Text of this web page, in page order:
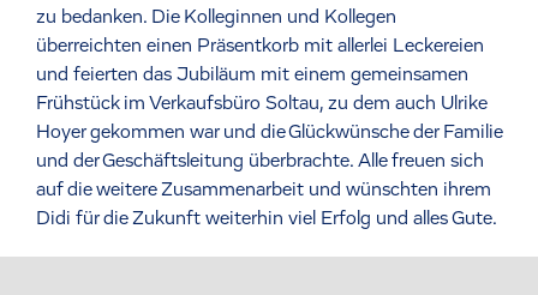
zu bedanken. Die Kolleginnen und Kollegen
überreichten einen Präsentkorb mit allerlei Leckereien
und feierten das Jubiläum mit einem gemeinsamen
Frühstück im Verkaufsbüro Soltau, zu dem auch Ulrike
Hoyer gekommen war und die Glückwünsche der Familie
und der Geschäftsleitung überbrachte. Alle freuen sich
auf die weitere Zusammenarbeit und wünschten ihrem
Didi für die Zukunft weiterhin viel Erfolg und alles Gute.